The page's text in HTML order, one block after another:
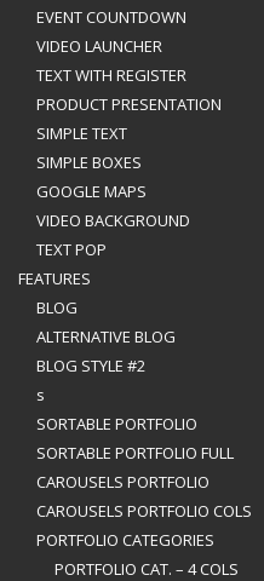
EVENT COUNTDOWN
VIDEO LAUNCHER
TEXT WITH REGISTER
PRODUCT PRESENTATION
SIMPLE TEXT
SIMPLE BOXES
GOOGLE MAPS
VIDEO BACKGROUND
TEXT POP
FEATURES
BLOG
ALTERNATIVE BLOG
BLOG STYLE #2
s
SORTABLE PORTFOLIO
SORTABLE PORTFOLIO FULL
CAROUSELS PORTFOLIO
CAROUSELS PORTFOLIO COLS
PORTFOLIO CATEGORIES
PORTFOLIO CAT. – 4 COLS